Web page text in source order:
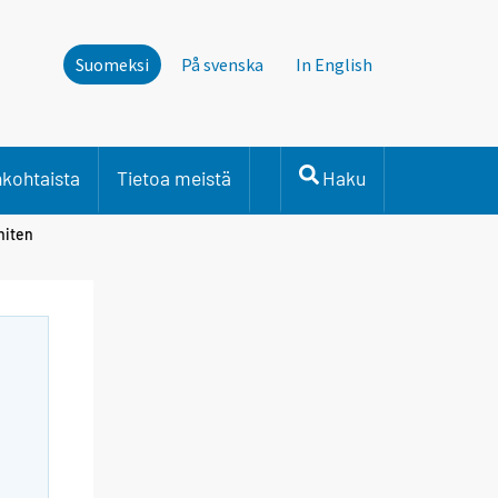
Suomeksi På svenska In English
Tietoa meistä Haku